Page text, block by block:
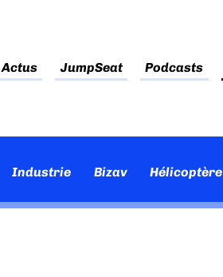
Actus JumpSeat Podcasts
Industrie Bizav Hélicoptère